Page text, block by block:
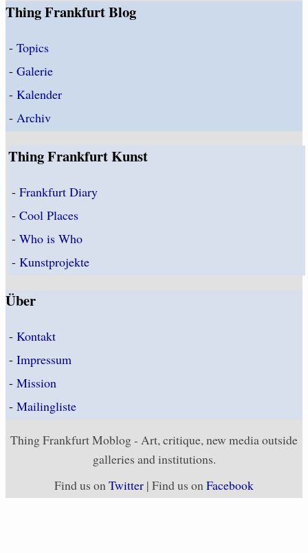
Thing Frankfurt Blog
- Topics
- Galerie
- Kalender
- Archiv
Thing Frankfurt Kunst
-Frankfurt Diary
-Cool Places
-Who is Who
-Kunstprojekte
Über
- Kontakt
- Impressum
- Mission
- Mailingliste
Thing Frankfurt Moblog - Art, critique, new media outside
galleries and institutions.
Find us onTwitter | Find us onFacebook